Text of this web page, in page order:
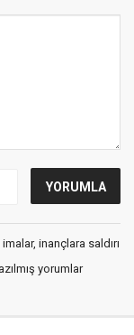
inançlara saldırı
yorumlar